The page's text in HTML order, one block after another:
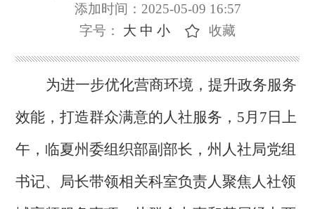
添加时间：2025-05-09 16:57
字号： 大 中 小 收藏
为进一步优化营商环境，提升政务服务
效能，打造群众满意的人社服务， 5 月 7 日上
午， 临夏州委组织部副部长，州人社局党组
书记、局长带领相关科室负责人聚焦人社领